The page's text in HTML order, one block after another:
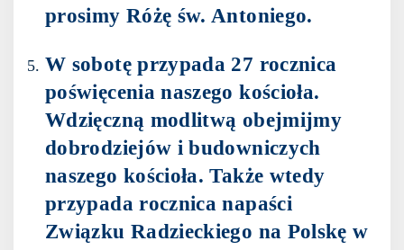
prosimy Różę św. Antoniego.
W sobotę przypada 27 rocznica
poświęcenia naszego kościoła.
Wdzięczną modlitwą obejmijmy
dobrodziejów i budowniczych
naszego kościoła. Także wtedy
przypada rocznica napaści
Związku Radzieckiego na Polskę w